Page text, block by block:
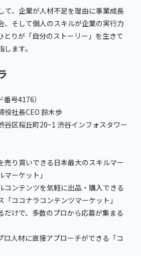
て、企業が人材不足を理由に事業成長
、そして個人のスキルが企業の実行力
とりが「自分のストーリー」を生きて
ます。
番号4176）
長CEO 鈴木歩
桜丘町20−1 渋谷インフォスタワー
売り買いできる日本最大のスキルマー
ーケット」
コンテンツを気軽に出品・購入できる
ココナラコンテンツマーケット」
だけで、多数のプロから応募が集まる
ロ人材に直接アプローチができる「コ